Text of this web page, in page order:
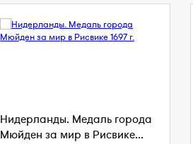
Нидерланды. Медаль города
Мюйден за мир в Рисвике...